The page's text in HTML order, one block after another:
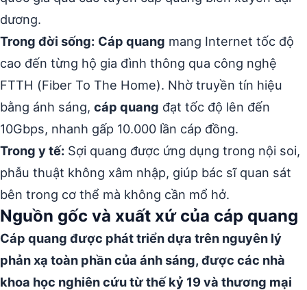
dương.
Trong đời sống: Cáp quang mang Internet tốc độ
cao đến từng hộ gia đình thông qua công nghệ
FTTH (Fiber To The Home). Nhờ truyền tín hiệu
bằng ánh sáng, cáp quang đạt tốc độ lên đến
10Gbps, nhanh gấp 10.000 lần cáp đồng.
Trong y tế: Sợi quang được ứng dụng trong nội soi,
phẫu thuật không xâm nhập, giúp bác sĩ quan sát
bên trong cơ thể mà không cần mổ hở.
Nguồn gốc và xuất xứ của cáp quang
Cáp quang được phát triển dựa trên nguyên lý
phản xạ toàn phần của ánh sáng, được các nhà
khoa học nghiên cứu từ thế kỷ 19 và thương mại